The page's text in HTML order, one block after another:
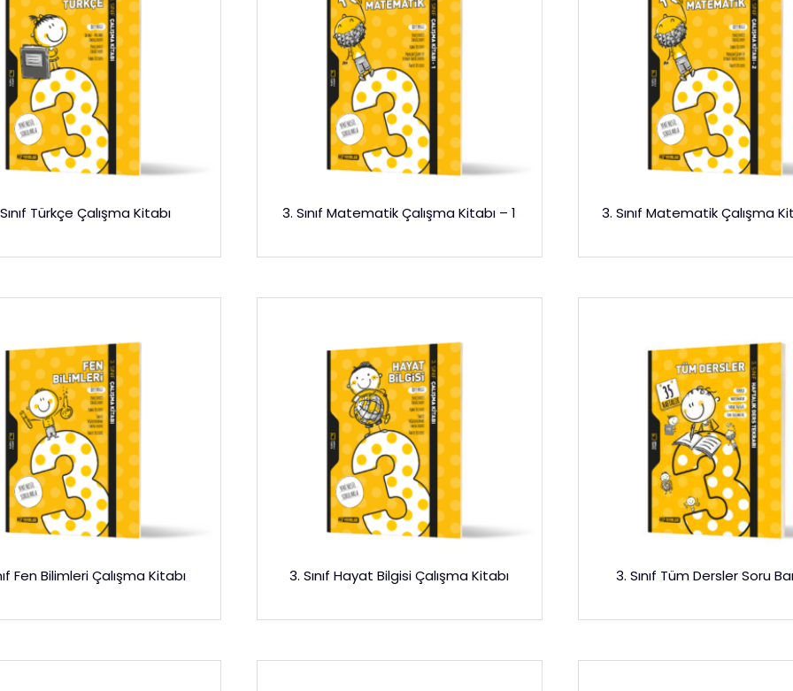
Türkçe Çalışma Kitabı 3. Sınıf Matematik Çalışma Kitabı – 1 3. Sınıf Matematik Çalışma
Fen Bilimleri Çalışma Kitabı 3. Sınıf Hayat Bilgisi Çalışma Kitabı 3. Sınıf Tüm Dersler Soru